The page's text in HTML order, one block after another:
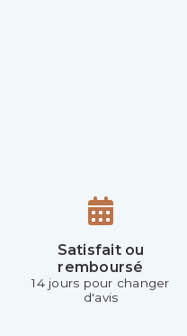
Satisfait ou
remboursé
14 jours pour changer
d'avis